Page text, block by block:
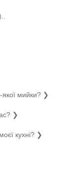
якої мийки? ❯
❯
кухні? ❯